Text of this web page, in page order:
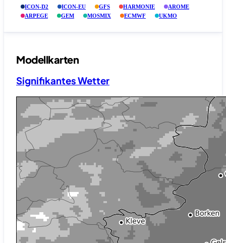
ICON-D2 ICON-EU GFS HARMONIE
AROME
ARPEGE
GEM MOSMIX ECMWF UKMO
Modellkarten
Signifikantes Wetter